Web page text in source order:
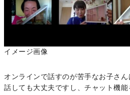
イメージ画像
オンラインで話すのが苦手なお子さ
話しても大丈夫ですし、チャット機能